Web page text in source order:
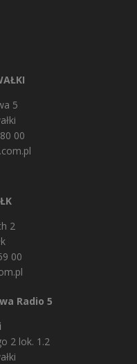
5
00
2
00
Radio 5
2 lok. 1.2